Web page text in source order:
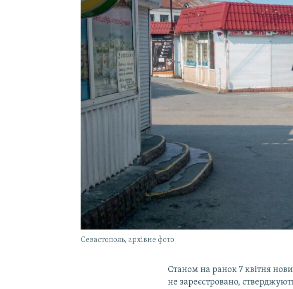
УКРАЇНСЬКА ПРОБЛЕМА КРИМУ
Севастополь, архівне фото
Станом на ранок 7 квітня
не зареєстровано,